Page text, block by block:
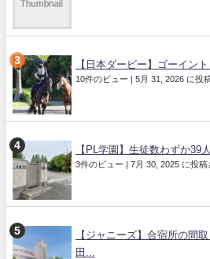
【日本ダービー】ゴーイン
10件のビュー 5月 31, 2026 に投
【PL学園】生徒数わずか39
3件のビュー 7月 30, 2025 に投稿
【ジャニーズ】合宿所の間
田...